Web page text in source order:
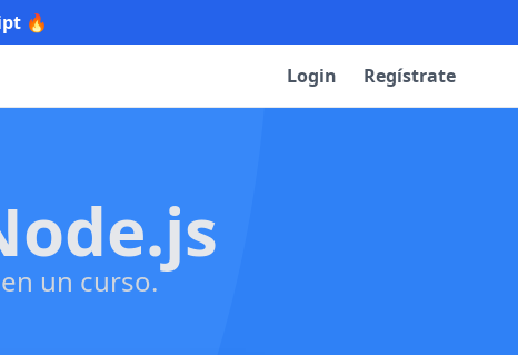
🔥
Login Regístrate
un curso.